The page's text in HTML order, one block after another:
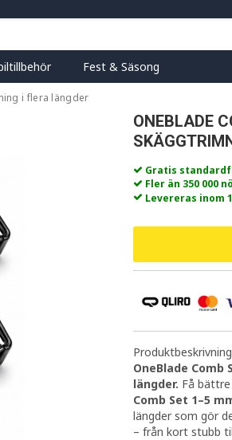
Fest & Säsong
i flera längder
ONEBLADE
Gratis
Fler än 350 000
Levereras inom
OneBlade
längder. Få
Comb Set 1–5
längder som gör
– från kort stubb